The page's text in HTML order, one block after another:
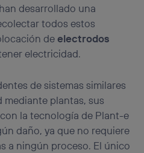
desarrollado una
todos estos
deelectrodos
electricidad.
de sistemas similares
plantas, sus
la tecnología de Plant-e
daño, ya que no requiere
a ningún proceso. El único